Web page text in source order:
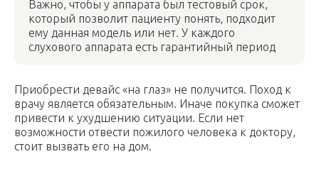
Важно, чтобы у аппарата был тестовый срок,
который позволит пациенту понять, подходит
ему данная модель или нет. У каждого
слухового аппарата есть гарантийный период
Приобрести девайс «на глаз» не получится. Поход к
врачу является обязательным. Иначе покупка сможет
привести к ухудшению ситуации. Если нет
возможности отвести пожилого человека к доктору,
стоит вызвать его на дом.